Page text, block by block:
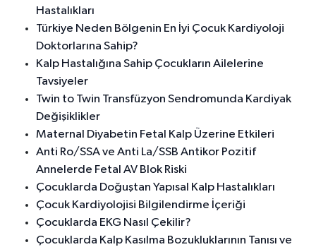
Hastalıkları
Türkiye Neden Bölgenin En İyi Çocuk Kardiyoloji
Doktorlarına Sahip?
Kalp Hastalığına Sahip Çocukların Ailelerine
Tavsiyeler
Twin to Twin Transfüzyon Sendromunda Kardiyak
Değişiklikler
Maternal Diyabetin Fetal Kalp Üzerine Etkileri
Anti Ro/SSA ve Anti La/SSB Antikor Pozitif
Annelerde Fetal AV Blok Riski
Çocuklarda Doğuştan Yapısal Kalp Hastalıkları
Çocuk Kardiyolojisi Bilgilendirme İçeriği
Çocuklarda EKG Nasıl Çekilir?
Çocuklarda Kalp Kasılma Bozukluklarının Tanısı ve